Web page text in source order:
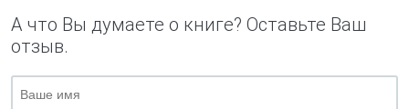
А что Вы думаете о книге? Оставьте Ваш
отзыв.